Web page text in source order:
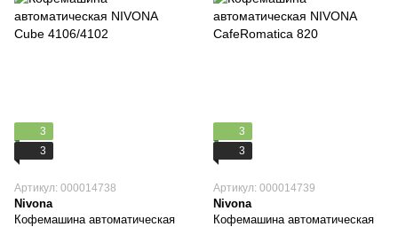
3
3
Артикул: 000014738
Nivona
Кофемашина автоматическая
3
3
Артикул: 000014739
Nivona
Кофемашина автоматическая